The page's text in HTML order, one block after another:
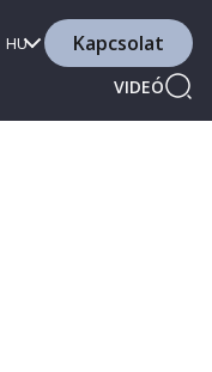
VIDEÓ
HU Kapcsolat